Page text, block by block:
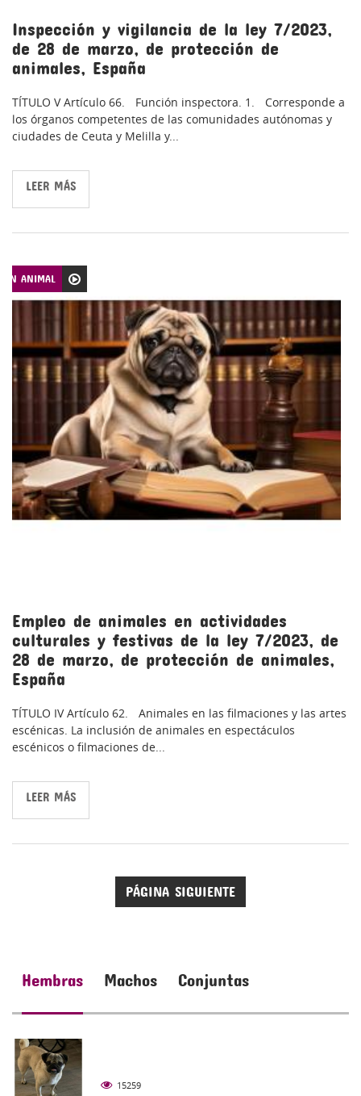
Inspección y vigilancia de la ley 7/2023,
de 28 de marzo, de protección de
animales, España
TÍTULO V Artículo 66. Función inspectora. 1. Corresponde a
los órganos competentes de las comunidades autónomas y
ciudades de Ceuta y Melilla y...
LEER MÁS
ANIMAL
Empleo de animales en actividades
culturales y festivas de la ley 7/2023, de
28 de marzo, de protección de animales,
España
TÍTULO IV Artículo 62. Animales en las filmaciones y las artes
escénicas. La inclusión de animales en espectáculos
escénicos o filmaciones de...
LEER MÁS
PÁGINA SIGUIENTE
Hembras Machos Conjuntas
15259